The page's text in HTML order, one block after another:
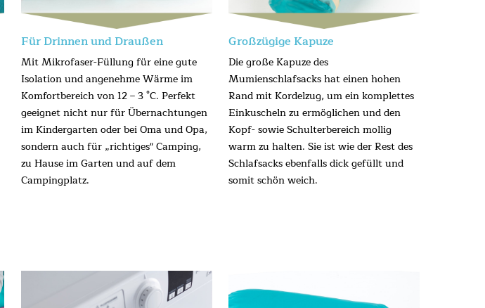
Für Drinnen und Draußen
Mit Mikrofaser-Füllung für eine gute
Isolation und angenehme Wärme im
Komfortbereich von 12 – 3 °C. Perfekt
geeignet nicht nur für Übernachtungen
im Kindergarten oder bei Oma und Opa,
sondern auch für „richtiges" Camping,
zu Hause im Garten und auf dem
Campingplatz.
Großzügige Kapuze
Die große Kapuze des
Mumienschlafsacks hat einen hohen
Rand mit Kordelzug, um ein komplettes
Einkuscheln zu ermöglichen und den
Kopf- sowie Schulterbereich mollig
warm zu halten. Sie ist wie der Rest des
Schlafsacks ebenfalls dick gefüllt und
somit schön weich.